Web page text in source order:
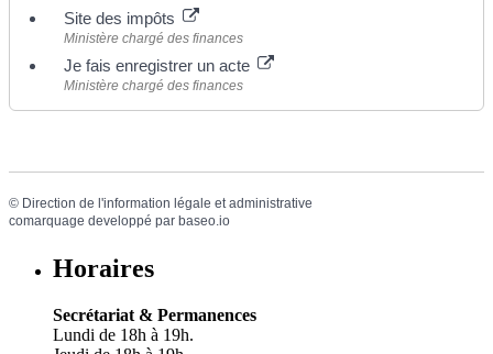
Site des impôts
Ministère chargé des finances
Je fais enregistrer un acte
Ministère chargé des finances
© Direction de l'information légale et administrative
comarquage developpé par baseo.io
Horaires
Secrétariat & Permanences
Lundi de 18h à 19h.